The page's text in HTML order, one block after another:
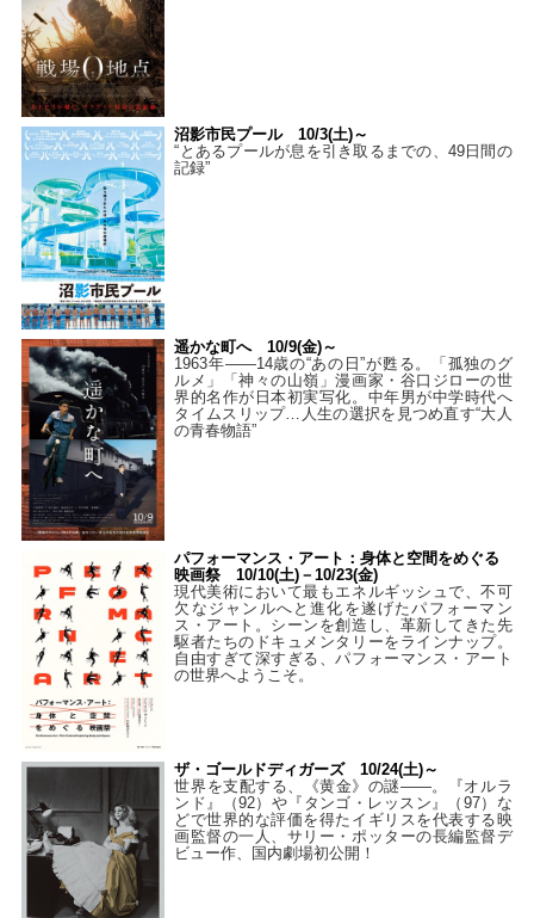
沼影市民プール 10/3(土)～
“とあるプールが息を引き取るまでの、49日間の
記録”
遥かな町へ 10/9(金)～
1963年――14歳の“あの日”が甦る。「孤独のグ
ルメ」「神々の山嶺」漫画家・谷口ジローの世
界的名作が日本初実写化。中年男が中学時代へ
タイムスリップ…人生の選択を見つめ直す“大人
の青春物語”
パフォーマンス・アート：身体と空間をめぐる
映画祭 10/10(土)－10/23(金)
現代美術において最もエネルギッシュで、不可
欠なジャンルへと進化を遂げたパフォーマン
ス・アート。シーンを創造し、革新してきた先
駆者たちのドキュメンタリーをラインナップ。
自由すぎて深すぎる、パフォーマンス・アート
の世界へようこそ。
ザ・ゴールドディガーズ 10/24(土)～
世界を支配する、《黄金》の謎――。『オルラ
ンド』（92）や『タンゴ・レッスン』（97）な
どで世界的な評価を得たイギリスを代表する映
画監督の一人、サリー・ポッターの長編監督デ
ビュー作、国内劇場初公開！